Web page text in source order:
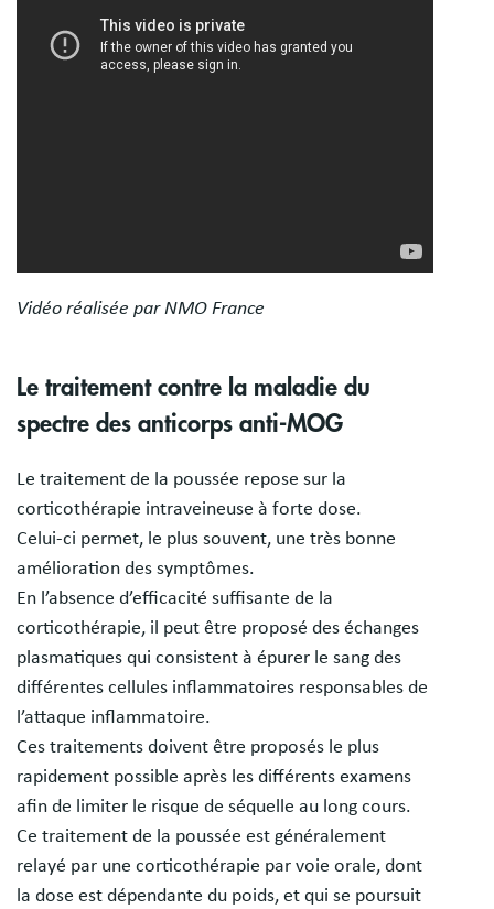
Vidéo réalisée par NMO France
Le traitement contre la maladie du
spectre des anticorps anti-MOG
Le traitement de la poussée repose sur la
corticothérapie intraveineuse à forte dose.
Celui-ci permet, le plus souvent, une très bonne
amélioration des symptômes.
En l’absence d’efficacité suffisante de la
corticothérapie, il peut être proposé des échanges
plasmatiques qui consistent à épurer le sang des
différentes cellules inflammatoires responsables de
l’attaque inflammatoire.
Ces traitements doivent être proposés le plus
rapidement possible après les différents examens
afin de limiter le risque de séquelle au long cours.
Ce traitement de la poussée est généralement
relayé par une corticothérapie par voie orale, dont
la dose est dépendante du poids, et qui se poursuit